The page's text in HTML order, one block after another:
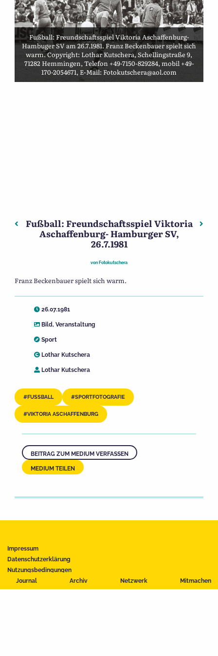
Journal Archiv Netzwerk Mitmachen
Fußball: Freundschaftsspiel Viktoria Aschaffenburg-
Hambuger SV am 26.7.1981. Franz Beckenbauer spielt sich
warm. Copyright: Lothar Kutschera, Schellingstraße 9,
71282 Hemmingen, Telefon +49-7150-829284, mobil +49-
170-2054671, E-Mail: Fotokutschera@aol.com
Beitragsnavigation
Vorheriger: Fußball: Freundschaftsspiel Viktoria
Fußball: Freundschaftsspiel Viktoria
Aschaffenburg- Hamburger SV,
26.7.1981
von Fotokutschera
Franz Beckenbauer spielt sich warm.
26.07.1981
Bild, Veranstaltung
Sport
Lothar Kutschera
Lothar Kutschera
FUSSBALL SPORTFOTOGRAFIE
VIKTORIA ASCHAFFENBURG
BEITRAG ZUM MEDIUM VERFASSEN
MEDIUM TEILEN
Impressum
Datenschutzerklärung
Nutzungsbedingungen
Kontakt